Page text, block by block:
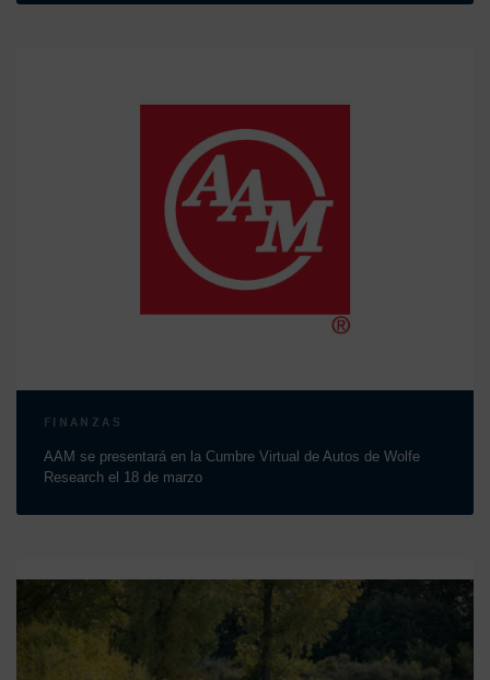
FINANZAS
AAM se presentará en la Cumbre Virtual de Autos de Wolfe
Research el 18 de marzo